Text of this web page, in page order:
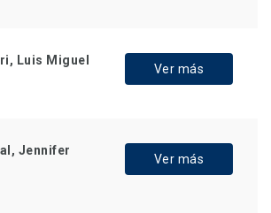
Luis Miguel
Ver más
Jennifer
Ver más